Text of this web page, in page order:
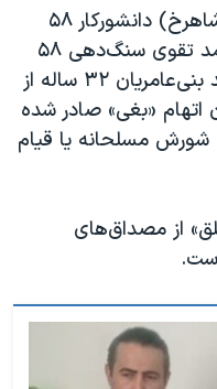
ابوالحسن منتظر ۶۵ ساله، اکبر (شاهرخ) دانشورکار ۵۸
ساله، بابک علیپور ۳۳ ساله، محمد تقوی سنگ‌دهی ۵۸
ساله، پویا قبادی ۳۱ ساله و وحید بنی‌عامریان ۳۲ ساله از
اتهام «بغی» صادر شده
مسلحانه یا قیام
از مصداق‌های